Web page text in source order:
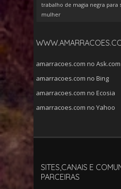
trabalho de magia negra para
mulher
amarracoes.com no Ask.com
amarracoes.com no Bing
amarracoes.com no Ecosia
amarracoes.com no Yahoo
SITES,CANAIS E
PARCEIRAS